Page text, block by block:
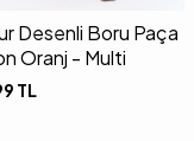
Desenli Boru Paça
Oranj - Multi
TL